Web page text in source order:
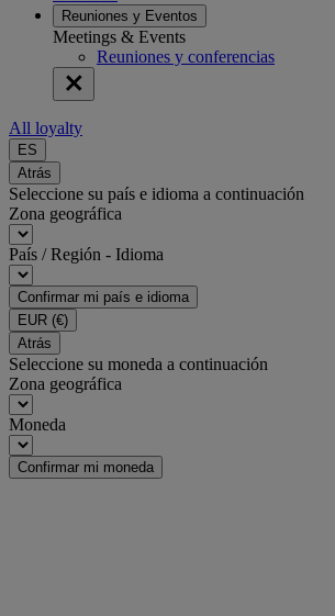
Reuniones y Eventos
Meetings & Events
Reuniones y conferencias
All loyalty
ES
Atrás
Seleccione su país e idioma a continuación
Zona geográfica
País / Región - Idioma
Confirmar mi país e idioma
EUR (€)
Atrás
Seleccione su moneda a continuación
Zona geográfica
Moneda
Confirmar mi moneda